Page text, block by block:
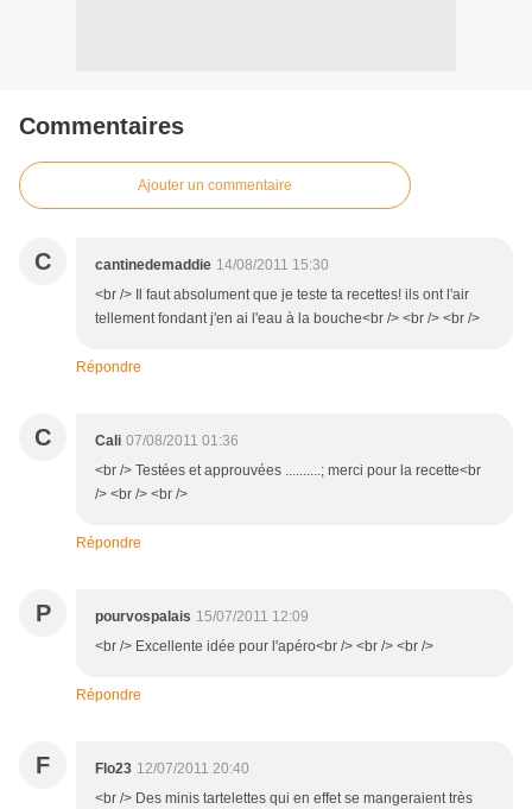
Commentaires
Ajouter un commentaire
C cantinedemaddie 14/08/2011 15:30
<br /> Il faut absolument que je teste ta recettes! ils ont l'air
tellement fondant j'en ai l'eau à la bouche<br /> <br /> <br />
Répondre
C Cali 07/08/2011 01:36
<br /> Testées et approuvées ..........; merci pour la recette<br
/> <br /> <br />
Répondre
P pourvospalais 15/07/2011 12:09
<br /> Excellente idée pour l'apéro<br /> <br /> <br />
Répondre
F Flo23 12/07/2011 20:40
<br /> Des minis tartelettes qui en effet se mangeraient très